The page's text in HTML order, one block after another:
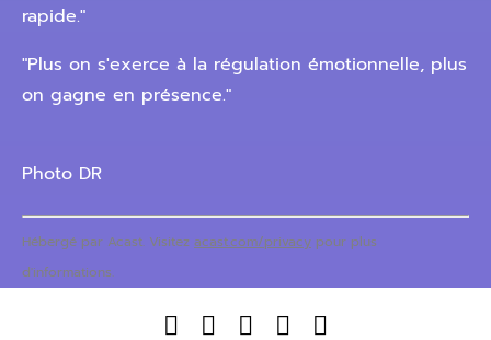
rapide."
"Plus on s'exerce à la régulation émotionnelle, plus
on gagne en présence."
Photo DR
Hébergé par Acast. Visitez acast.com/privacy pour plus
d'informations.
    